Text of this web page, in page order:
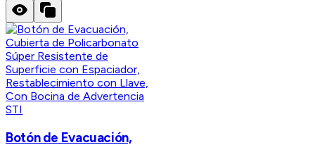
STI
Botón de Evacuación,